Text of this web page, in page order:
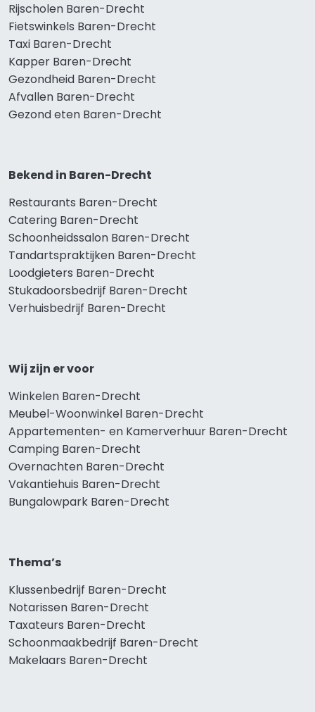
Rijscholen Baren-Drecht
Fietswinkels Baren-Drecht
Taxi Baren-Drecht
Kapper Baren-Drecht
Gezondheid Baren-Drecht
Afvallen Baren-Drecht
Gezond eten Baren-Drecht
Bekend in Baren-Drecht
Restaurants Baren-Drecht
Catering Baren-Drecht
Schoonheidssalon Baren-Drecht
Tandartspraktijken Baren-Drecht
Loodgieters Baren-Drecht
Stukadoorsbedrijf Baren-Drecht
Verhuisbedrijf Baren-Drecht
Wij zijn er voor
Winkelen Baren-Drecht
Meubel-Woonwinkel Baren-Drecht
Appartementen- en Kamerverhuur Baren-Drecht
Camping Baren-Drecht
Overnachten Baren-Drecht
Vakantiehuis Baren-Drecht
Bungalowpark Baren-Drecht
Thema’s
Klussenbedrijf Baren-Drecht
Notarissen Baren-Drecht
Taxateurs Baren-Drecht
Schoonmaakbedrijf Baren-Drecht
Makelaars Baren-Drecht